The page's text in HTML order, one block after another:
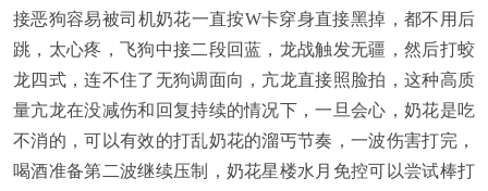
接恶狗容易被司机奶花一直按W卡穿身直接黑掉，都不用后
跳，太心疼，飞狗中接二段回蓝，龙战触发无疆，然后打蛟
龙四式，连不住了无狗调面向，亢龙直接照脸拍，这种高质
量亢龙在没减伤和回复持续的情况下，一旦会心，奶花是吃
不消的，可以有效的打乱奶花的溜丐节奏，一波伤害打完，
喝酒准备第二波继续压制，奶花星楼水月免控可以尝试棒打